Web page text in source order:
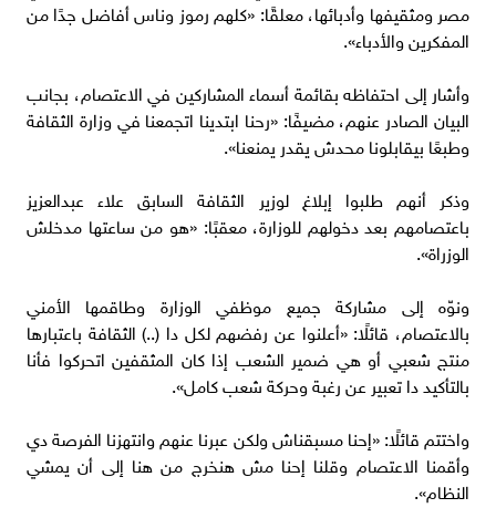
مصر ومثقيفها وأدبائها، معلقًا: «كلهم رموز وناس أفاضل جدًا من
المفكرين والأدباء».
وأشار إلى احتفاظه بقائمة أسماء المشاركين في الاعتصام، بجانب
البيان الصادر عنهم، مضيفًا: «رحنا ابتدينا اتجمعنا في وزارة الثقافة
وطبعًا بيقابلونا محدش يقدر يمنعنا».
وذكر أنهم طلبوا إبلاغ لوزير الثقافة السابق علاء عبدالعزيز
باعتصامهم بعد دخولهم للوزارة، معقبًا: «هو من ساعتها مدخلش
الوزراة».
ونوّه إلى مشاركة جميع موظفي الوزارة وطاقمها الأمني
بالاعتصام، قائلًا: «أعلنوا عن رفضهم لكل دا (..) الثقافة باعتبارها
منتج شعبي أو هي ضمير الشعب إذا كان المثقفين اتحركوا فأنا
بالتأكيد دا تعبير عن رغبة وحركة شعب كامل».
واختتم قائلًا: «إحنا مسبقناش ولكن عبرنا عنهم وانتهزنا الفرصة دي
وأقمنا الاعتصام وقلنا إحنا مش هنخرج من هنا إلى أن يمشي
النظام».